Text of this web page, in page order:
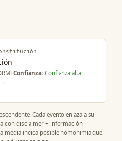
Confianza: Confianza alta
→
Cada evento enlaza a su
con disclaimer + información
media indica posible homonimia que